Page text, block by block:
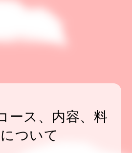
ース、内容、料
ついて